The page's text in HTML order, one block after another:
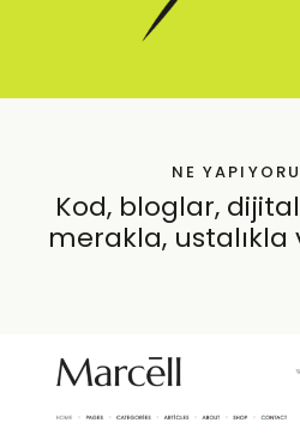
NE
Kod, bloglar,
merakla,